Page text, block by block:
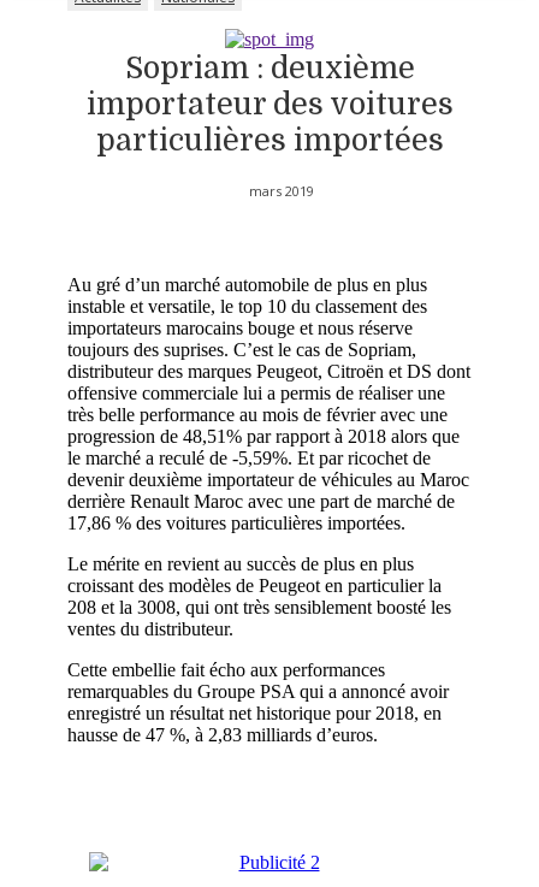
Sopriam : deuxième
importateur des voitures
particulières importées
mars 2019
Au gré d’un marché automobile de plus en plus
instable et versatile, le top 10 du classement des
importateurs marocains bouge et nous réserve
toujours des suprises. C’est le cas de Sopriam,
distributeur des marques Peugeot, Citroën et DS dont
offensive commerciale lui a permis de réaliser une
très belle performance au mois de février avec une
progression de 48,51% par rapport à 2018 alors que
le marché a reculé de -5,59%. Et par ricochet de
devenir deuxième importateur de véhicules au Maroc
derrière Renault Maroc avec une part de marché de
17,86 % des voitures particulières importées.
Le mérite en revient au succès de plus en plus
croissant des modèles de Peugeot en particulier la
208 et la 3008, qui ont très sensiblement boosté les
ventes du distributeur.
Cette embellie fait écho aux performances
remarquables du Groupe PSA qui a annoncé avoir
enregistré un résultat net historique pour 2018, en
hausse de 47 %, à 2,83 milliards d’euros.